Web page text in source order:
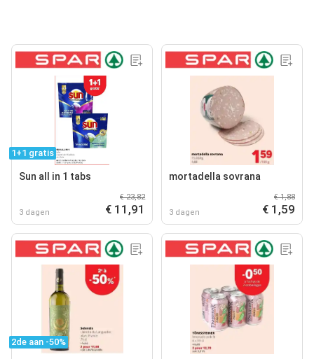
1+1 gratis
Sun all in 1 tabs
3 dagen
€ 23,82
€ 11,91
mortadella sovrana
3 dagen
€ 1,88
€ 1,59
2de aan -50%